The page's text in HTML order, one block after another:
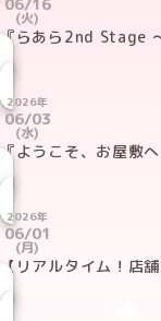
(火)
『らあら2nd Stage
2026年
06/03
(水)
『ようこそ、お屋敷
2026年
06/01
(月)
【リアルタイム！店